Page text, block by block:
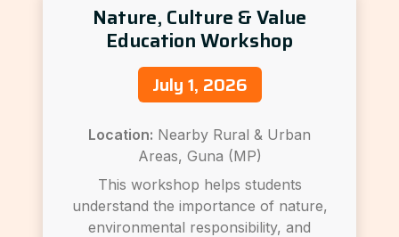
Nature, Culture & Value
Education Workshop
July 1, 2026
Location: Nearby Rural & Urban
Areas, Guna (MP)
This workshop helps students
understand the importance of nature,
environmental responsibility, and